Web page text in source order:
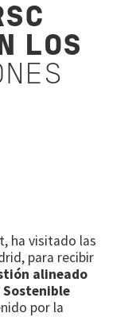
LOS
ha visitado las
para recibir
alineado
Sostenible
por la